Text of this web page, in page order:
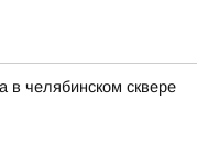
в челябинском сквере